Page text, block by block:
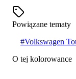
Powiązane tematy
#Volkswagen
O tej kolorowance